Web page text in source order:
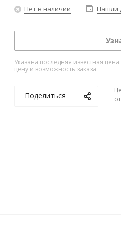
Нет в наличии Нашли
Указана последняя известная
цену и возможность заказа
Поделиться